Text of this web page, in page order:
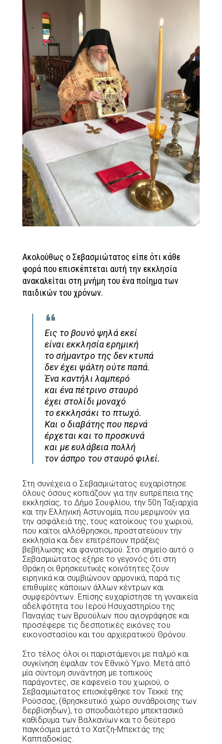
Ακολούθως ο Σεβασμιώτατος είπε ότι κάθε
φορά που επισκέπτεται αυτή την εκκλησία
ανακαλείται στη μνήμη του ένα ποίημα των
παιδικών του χρόνων.
Εις το βουνό ψηλά εκεί
είναι εκκλησία ερημική
το σήμαντρο της δεν κτυπά
δεν έχει ψάλτη ούτε παπά.
Ένα καντήλι λαμπερό
και ένα πέτρινο σταυρό
έχει στολίδι μοναχό
το εκκλησάκι το πτωχό.
Και ο διαβάτης που περνά
έρχεται και το προσκυνά
και με ευλάβεια πολλή
τον άσπρο του σταυρό φιλεί.
Στη συνέχεια ο Σεβασμιώτατος ευχαρίστησε
όλους όσους κοπιάζουν για την ευπρέπεια της
εκκλησίας, το Δήμο Σουφλίου, την 50η Ταξιαρχία
και την Ελληνική Αστυνομία, που μεριμνούν για
την ασφάλειά της, τους κατοίκους του χωριού,
που καίτοι αλλόθρησκοι, προστατεύουν την
εκκλησία και δεν επιτρέπουν πράξεις
βεβήλωσης και φανατισμού. Στο σημείο αυτό ο
Σεβασμιώτατος εξήρε το γεγονός ότι στη
Θράκη οι θρησκευτικές κοινότητες ζουν
ειρηνικά και συμβιώνουν αρμονικά, παρά τις
επιθυμίες κάποιων άλλων κέντρων και
συμφερόντων. Επίσης ευχαρίστησε τη γυναικεία
αδελφότητα του Ιερού Ησυχαστηρίου της
Παναγίας των Βρυούλων που αγιογράφησε και
προσέφερε τις δεσποτικές εικόνες του
εικονοστασίου και του αρχιερατικού Θρόνου.
Στο τέλος όλοι οι παριστάμενοι με παλμό και
συγκίνηση έψαλαν τον Εθνικό Ύμνο. Μετά από
μία σύντομη συνάντηση με τοπικούς
παράγοντες, σε καφενείο του χωριού, ο
Σεβασμιώτατος επισκέφθηκε τον Τεκκέ της
Ρούσσας, (θρησκευτικό χώρο συνάθροισης των
δερβίσηδων), το σπουδαιότερο μπεκτασικό
καθίδρυμα των Βαλκανίων και το δεύτερο
παγκόσμια μετά το Χατζη-Μπεκτάς της
Καππαδοκίας.